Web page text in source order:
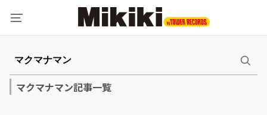
マクマナマン記事一覧